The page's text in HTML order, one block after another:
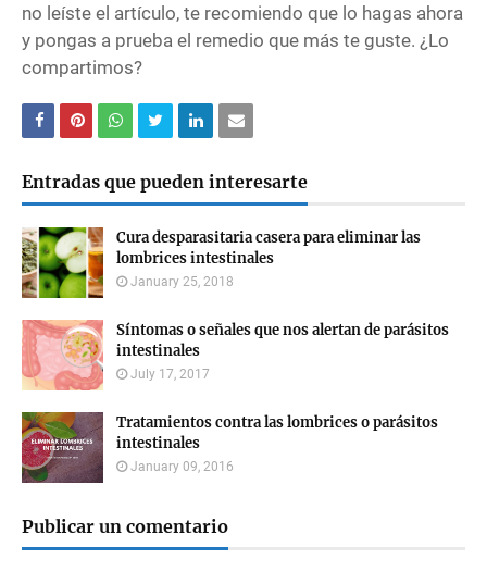
no leíste el artículo, te recomiendo que lo hagas ahora
y pongas a prueba el remedio que más te guste. ¿Lo
compartimos?
Entradas que pueden interesarte
Cura desparasitaria casera para eliminar las
lombrices intestinales
January 25, 2018
Síntomas o señales que nos alertan de parásitos
intestinales
July 17, 2017
Tratamientos contra las lombrices o parásitos
intestinales
January 09, 2016
Publicar un comentario